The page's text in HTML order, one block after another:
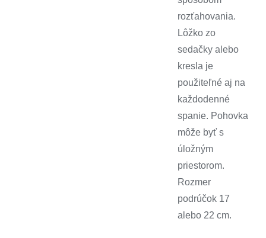
rozťahovania.
Lôžko zo
sedačky alebo
kresla je
použiteľné aj na
každodenné
spanie. Pohovka
môže byť s
úložným
priestorom.
Rozmer
podrúčok 17
alebo 22 cm.